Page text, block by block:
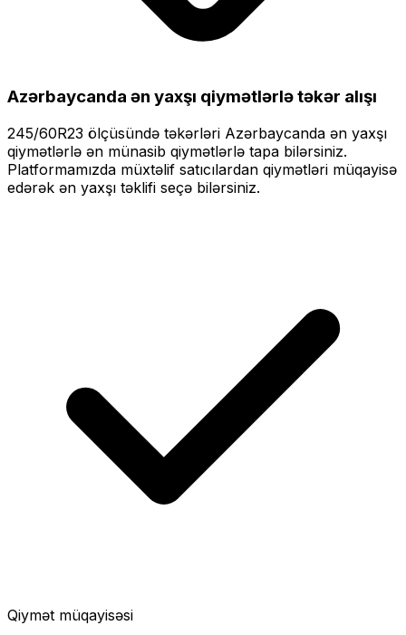
Azərbaycanda ən yaxşı qiymətlərlətəkər alışı
245/60R23 ölçüsündə təkərləri Azərbaycanda ən yaxşı
qiymətlərlə ən münasib qiymətlərlə tapa bilərsiniz.
Platformamızda müxtəlif satıcılardan qiymətləri müqayisə
edərək ən yaxşı təklifi seçə bilərsiniz.
Qiymət müqayisəsi